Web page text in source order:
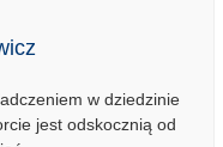
w dziedzinie
jest odskocznią od